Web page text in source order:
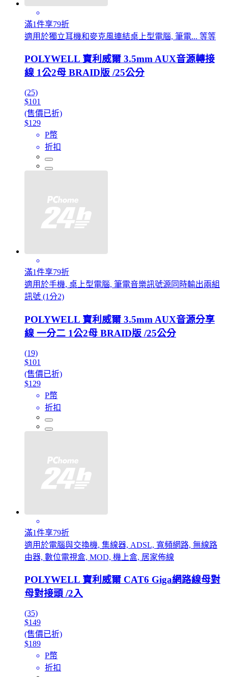
滿1件享79折
適用於獨立耳機和麥克風連結桌上型電腦, 筆電... 等等
POLYWELL 寶利威爾 3.5mm AUX音源轉接
線 1公2母 BRAID版 /25公分
(25)
$101
(售價已折)
$129
P幣
折扣
滿1件享79折
適用於手機, 桌上型電腦, 筆電音樂訊號源同時輸出兩組
訊號 (1分2)
POLYWELL 寶利威爾 3.5mm AUX音源分享
線 一分二 1公2母 BRAID版 /25公分
(19)
$101
(售價已折)
$129
P幣
折扣
滿1件享79折
適用於電腦與交換機, 集線器, ADSL, 寬頻網路, 無線路
由器, 數位電視盒, MOD, 機上盒, 居家佈線
POLYWELL 寶利威爾 CAT6 Giga網路線母對
母對接頭 /2入
(35)
$149
(售價已折)
$189
P幣
折扣